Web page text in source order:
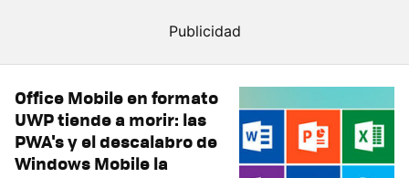
Office Mobile en formato
UWP tiende a morir: las
PWA's y el descalabro de
Windows Mobile la